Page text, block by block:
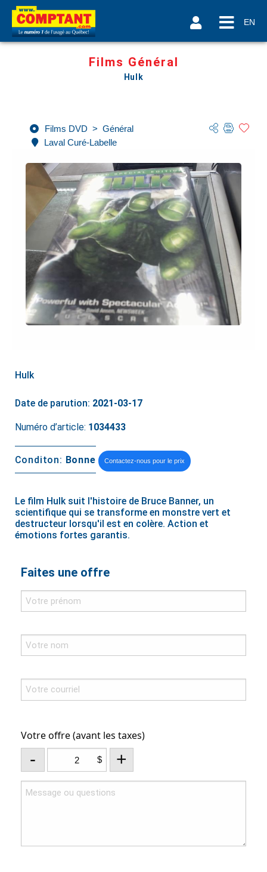
EN
Films Général
Hulk
Films DVD > Général
Laval Curé-Labelle
Hulk
Date de parution: 2021-03-17
Numéro d’article: 1034433
Conditon: Bonne Contactez-nous pour le prix
Le film Hulk suit l'histoire de Bruce Banner, un
scientifique qui se transforme en monstre vert et
destructeur lorsqu'il est en colère. Action et
émotions fortes garantis.
Faites une offre
Votre offre (avant les taxes)
- $ +